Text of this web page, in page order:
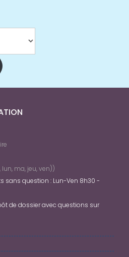
lun, ma, jeu, ven))
sans question : Lun-Ven 8h30 -
de dossier avec questions sur